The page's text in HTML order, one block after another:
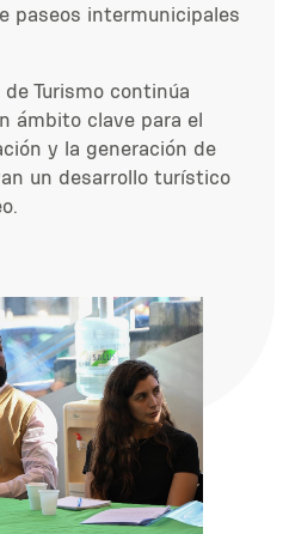
paseos intermunicipales
Turismo continúa
ámbito clave para el
y la generación de
un desarrollo turístico